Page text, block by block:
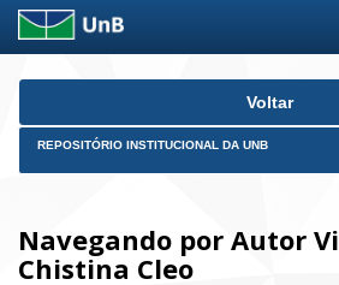
Skip
Voltar
REPOSITÓRIO INSTITUCIONAL DA UNB
Navegando por Autor
Chistina Cleo